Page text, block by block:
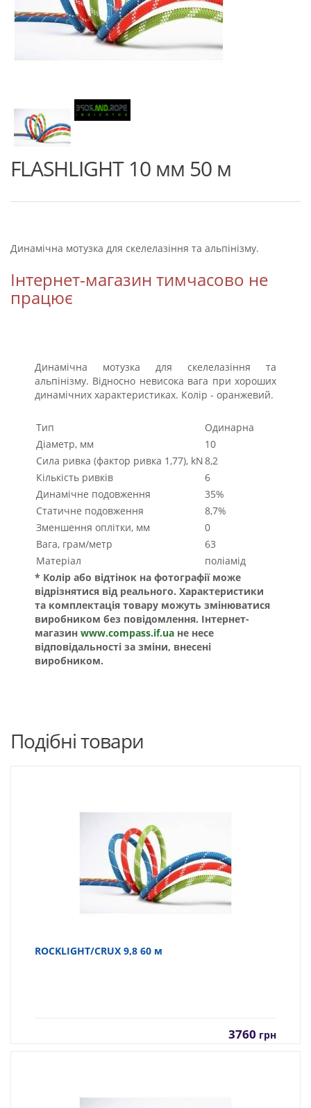
FLASHLIGHT 10 мм 50 м
Динамічна мотузка для скелелазіння та альпінізму.
Інтернет-магазин тимчасово не
працює
Динамічна мотузка для скелелазіння та
альпінізму. Відносно невисока вага при хороших
динамічних характеристиках. Колір - оранжевий.
Тип
Одинарна
Діаметр, мм
10
Сила ривка (фактор ривка 1,77), kN8,2
Кількість ривків
6
Динамічне подовження
35%
Статичне подовження
8,7%
Зменшення оплітки, мм
0
Вага, грам/метр
63
Матеріал
поліамід
* Колір або відтінок на фотографії може
відрізнятися від реального. Характеристики
та комплектація товару можуть змінюватися
виробником без повідомлення. Інтернет-
магазин www.compass.if.ua не несе
відповідальності за зміни, внесені
виробником.
Подібні товари
ROCKLIGHT/CRUX 9,8 60 м
3760 грн